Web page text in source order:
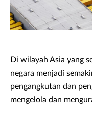
Di wilayah Asia yang
negara menjadi
pengangkutan dan
mengelola dan